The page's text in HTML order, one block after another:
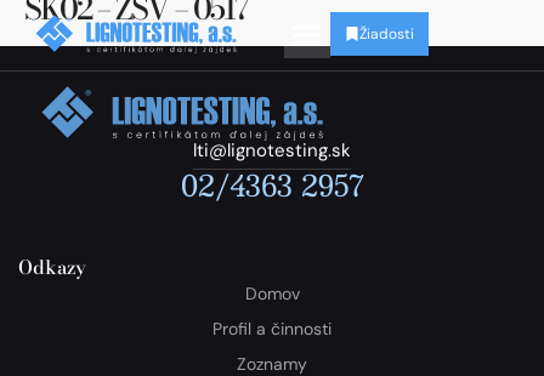
Žiadosti
lti@lignotesting.sk
02/4363 2957
Odkazy
Domov
Profil a činnosti
Zoznamy